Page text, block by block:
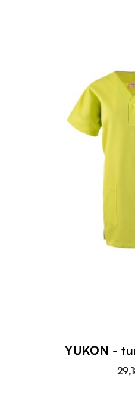
YUKON -